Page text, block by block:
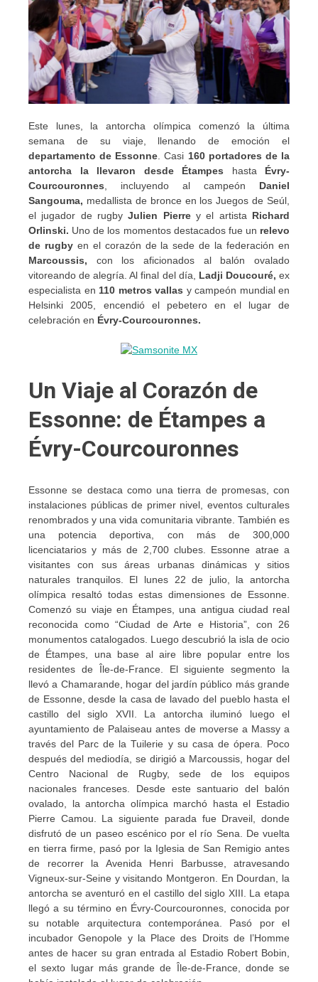
Este lunes, la antorcha olímpica comenzó la última
semana de su viaje, llenando de emoción el
departamento de Essonne . Casi 160 portadores de la
antorcha la llevaron desde Étampes hasta Évry-
Courcouronnes , incluyendo al campeón Daniel
Sangouma, medallista de bronce en los Juegos de Seúl,
el jugador de rugbyJulien Pierrey el artista Richard
Orlinski. Uno de los momentos destacados fue un relevo
de rugbyen el corazón de la sede de la federación en
Marcoussis, con los aficionados al balón ovalado
vitoreando de alegría. Al final del día,
Ladji Doucouré, ex
especialista en 110 metros vallas y campeón mundial en
Helsinki 2005, encendió el pebetero en el lugar de
celebración en Évry-Courcouronnes.
Un Viaje al Corazón de
Essonne: de Étampes a
Évry-Courcouronnes
Essonne se destaca como una tierra de promesas, con
instalaciones públicas de primer nivel, eventos culturales
renombrados y una vida comunitaria vibrante. También es
una potencia deportiva, con más de 300,000
licenciatarios y más de 2,700 clubes. Essonne atrae a
visitantes con sus áreas urbanas dinámicas y sitios
naturales tranquilos. El lunes 22 de julio, la antorcha
olímpica resaltó todas estas dimensiones de Essonne.
Comenzó su viaje en Étampes, una antigua ciudad real
reconocida como “Ciudad de Arte e Historia”, con 26
monumentos catalogados. Luego descubrió la isla de ocio
de Étampes, una base al aire libre popular entre los
residentes de Île-de-France. El siguiente segmento la
llevó a Chamarande, hogar del jardín público más grande
de Essonne, desde la casa de lavado del pueblo hasta el
castillo del siglo XVII. La antorcha iluminó luego el
ayuntamiento de Palaiseau antes de moverse a Massy a
través del Parc de la Tuilerie y su casa de ópera. Poco
después del mediodía, se dirigió a Marcoussis, hogar del
Centro Nacional de Rugby, sede de los equipos
nacionales franceses. Desde este santuario del balón
ovalado, la antorcha olímpica marchó hasta el Estadio
Pierre Camou. La siguiente parada fue Draveil, donde
disfrutó de un paseo escénico por el río Sena. De vuelta
en tierra firme, pasó por la Iglesia de San Remigio antes
de recorrer la Avenida Henri Barbusse, atravesando
Vigneux-sur-Seine y visitando Montgeron. En Dourdan, la
antorcha se aventuró en el castillo del siglo XIII. La etapa
llegó a su término en Évry-Courcouronnes, conocida por
su notable arquitectura contemporánea. Pasó por el
incubador Genopole y la Place des Droits de l’Homme
antes de hacer su gran entrada al Estadio Robert Bobin,
el sexto lugar más grande de Île-de-France, donde se